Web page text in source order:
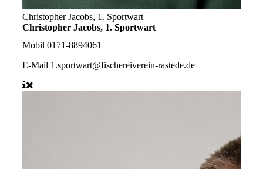
Christopher Jacobs, 1. Sportwart
Christopher Jacobs, 1. Sportwart
Mobil 0171-8894061
E-Mail 1.sportwart@fischereiverein-rastede.de